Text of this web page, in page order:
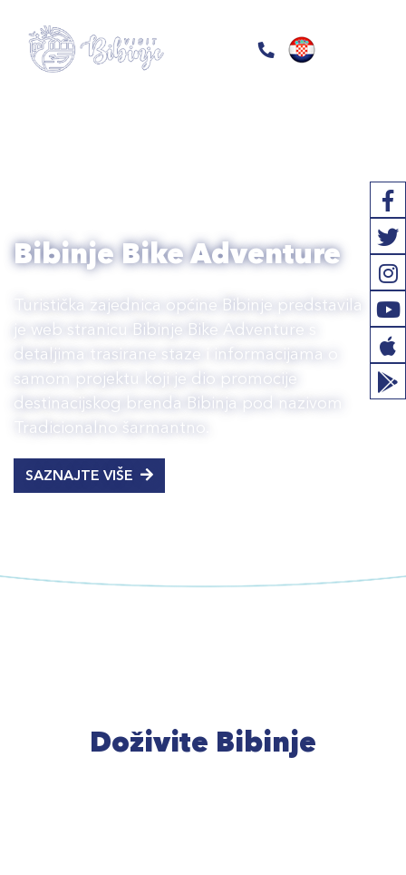
Bibinje Bike Adventure
Turistička zajednica općine Bibinje predstavila
je web stranicu Bibinje Bike Adventure s
detaljima trasirane staze i informacijama o
samom projektu koji je dio promocije
destinacijskog brenda Bibinja pod nazivom
Tradicionalno šarmantno.
SAZNAJTE VIŠE
Doživite Bibinje